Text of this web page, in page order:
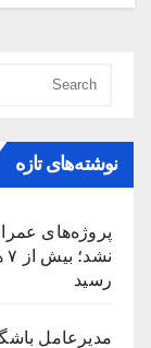
نوشته‌های تازه
پروژه‌های
رسید
مدیرعامل